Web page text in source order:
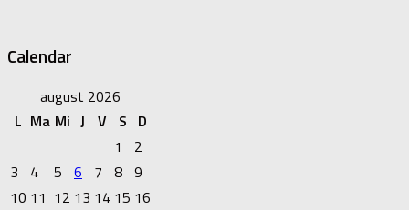
Calendar
august 2026
L Ma Mi J V S D
1
2
3
4 5 6 7 8 9
10 11 12 13 14 15 16